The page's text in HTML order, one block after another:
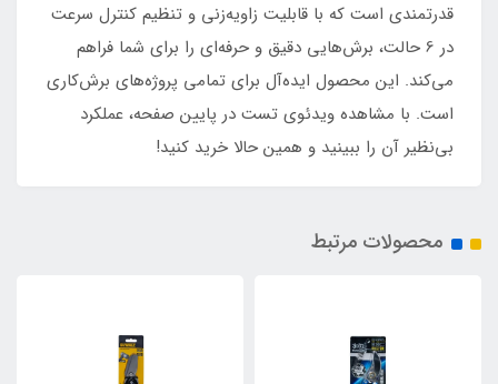
قدرتمندی است که با قابلیت زاویه‌زنی و تنظیم کنترل سرعت
در 6 حالت، برش‌هایی دقیق و حرفه‌ای را برای شما فراهم
می‌کند. این محصول ایده‌آل برای تمامی پروژه‌های برش‌کاری
است. با مشاهده ویدئوی تست در پایین صفحه، عملکرد
بی‌نظیر آن را ببینید و همین حالا خرید کنید!
محصولات مرتبط